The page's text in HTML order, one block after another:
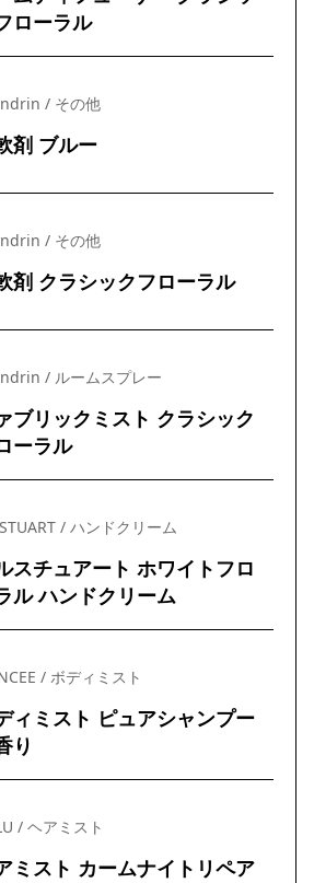
ローラル
/ その他
剤 ブルー
/ その他
剤 クラシックフローラル
/ ルームスプレー
ブリックミスト クラシック
ーラル
/ ハンドクリーム
スチュアート ホワイトフロ
ル ハンドクリーム
/ ボディミスト
ィミスト ピュアシャンプー
り
/ ヘアミスト
ミスト カームナイトリペア